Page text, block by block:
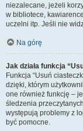
niezalecane, jeżeli
w bibliotece,
uczelni itp. Jeśli nie
Na górę
Jak działa funkcja
Funkcja “Usuń
dzięki, którym
one również funkcję –
śledzenia
występują problemy z
być pomocne.